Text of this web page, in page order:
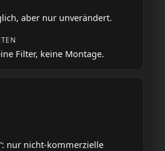
aber nur unverändert.
Filter, keine Montage.
nur nicht-kommerzielle